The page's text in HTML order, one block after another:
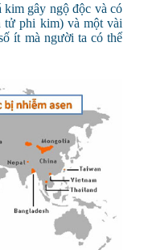
kim gây ngộ độc và có
tử phi kim) và một vài
ít mà người ta có thể